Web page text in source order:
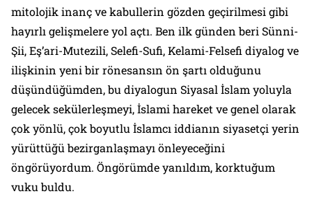
mitolojik inanç ve kabullerin gözden geçirilmesi gibi
hayırlı gelişmelere yol açtı. Ben ilk günden beri Sünni-
Şii, Eş’ari-Mutezili, Selefi-Sufi, Kelami-Felsefi diyalog ve
ilişkinin yeni bir rönesansın ön şartı olduğunu
düşündüğümden, bu diyalogun Siyasal İslam yoluyla
gelecek sekülerleşmeyi, İslami hareket ve genel olarak
çok yönlü, çok boyutlu İslamcı iddianın siyasetçi yerin
yürüttüğü bezirganlaşmayı önleyeceğini
öngörüyordum. Öngörümde yanıldım, korktuğum
vuku buldu.